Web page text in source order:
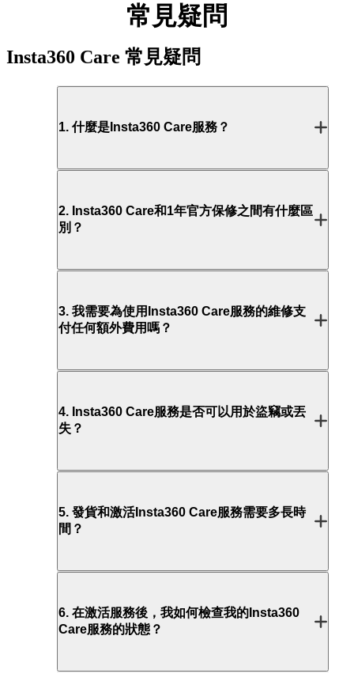
常見疑問
Insta360 Care 常見疑問
1. 什麼是Insta360 Care服務？
2. Insta360 Care和1年官方保修之間有什麼區
別？
3. 我需要為使用Insta360 Care服務的維修支
付任何額外費用嗎？
4. Insta360 Care服務是否可以用於盜竊或丟
失？
5. 發貨和激活Insta360 Care服務需要多長時
間？
6. 在激活服務後，我如何檢查我的Insta360
Care服務的狀態？